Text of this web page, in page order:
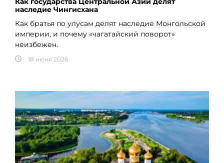
наследие Чингисхана
Как братья по улусам делят наследие Монгольской
империи, и почему «чагатайский поворот»
неизбежен.
18 июня 2026